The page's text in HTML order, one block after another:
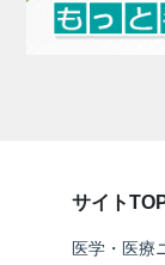
サイト
医学・医療